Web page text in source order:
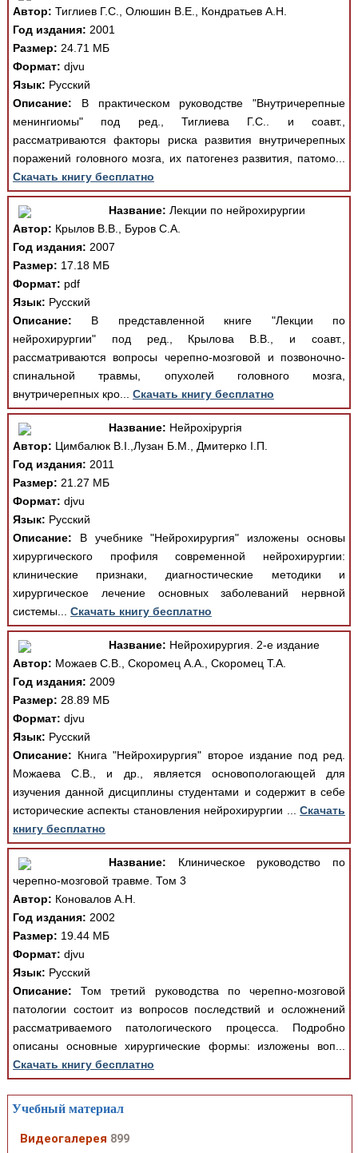
Автор: Тиглиев Г.С., Олюшин В.Е., Кондратьев А.Н.
Год издания: 2001
Размер: 24.71 МБ
Формат: djvu
Язык: Русский
Описание: В практическом руководстве "Внутричерепные
менингиомы" под ред., Тиглиева Г.С.. и соавт.,
рассматриваются факторы риска развития внутричерепных
поражений головного мозга, их патогенез развития, патомо...
Скачать книгу бесплатно
Название: Лекции по нейрохирургии
Автор: Крылов В.В., Буров С.А.
Год издания: 2007
Размер: 17.18 МБ
Формат: pdf
Язык: Русский
Описание: В представленной книге "Лекции по
нейрохирургии" под ред., Крылова В.В., и соавт.,
рассматриваются вопросы черепно-мозговой и позвоночно-
спинальной травмы, опухолей головного мозга,
внутричерепных кро... Скачать книгу бесплатно
Название: Нейрохірургія
Автор: Цимбалюк В.І.,Лузан Б.М., Дмитерко І.П.
Год издания: 2011
Размер: 21.27 МБ
Формат: djvu
Язык: Русский
Описание: В учебнике "Нейрохирургия" изложены основы
хирургического профиля современной нейрохирургии:
клинические признаки, диагностические методики и
хирургическое лечение основных заболеваний нервной
системы... Скачать книгу бесплатно
Название: Нейрохирургия. 2-е издание
Автор: Можаев С.В., Скоромец А.А., Скоромец Т.А.
Год издания: 2009
Размер: 28.89 МБ
Формат: djvu
Язык: Русский
Описание: Книга "Нейрохирургия" второе издание под ред.
Можаева С.В., и др., является основопологающей для
изучения данной дисциплины студентами и содержит в себе
исторические аспекты становления нейрохирургии ...Скачать
книгу бесплатно
Название: Клиническое руководство по
черепно-мозговой травме. Том 3
Автор: Коновалов А.Н.
Год издания: 2002
Размер: 19.44 МБ
Формат: djvu
Язык: Русский
Описание: Том третий руководства по черепно-мозговой
патологии состоит из вопросов последствий и осложнений
рассматриваемого патологического процесса. Подробно
описаны основные хирургические формы: изложены воп...
Скачать книгу бесплатно
Учебный материал
Видеогалерея 899